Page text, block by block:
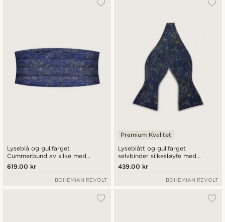
Lyseblå og gullfarget
Cummerbund av silke med
paisleymønster
619.00 kr
BOHEMIAN REVOLT
Lyseblått og gullfarget
selvbinder silkesløyfe med
paisleymønster
Premium Kvalitet
439.00 kr
BOHEMIAN REVOLT